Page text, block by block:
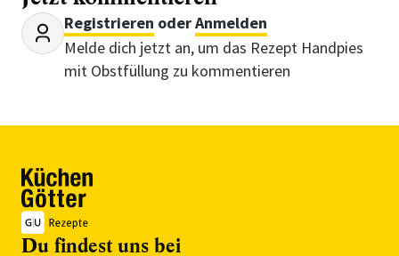
Registrieren oderAnmelden
Melde dich jetzt an, um das Rezept Handpies
mit Obstfüllung zu kommentieren
Du findest uns bei